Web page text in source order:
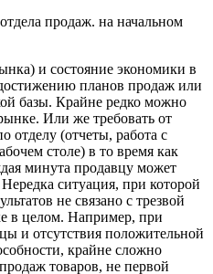
продаж. на начальном
и состояние экономики в
планов продаж или
базы. Крайне редко можно
Или же требовать от
отделу (отчеты, работа с
столе) в то время как
минута продавцу может
ситуация, при которой
не связано с трезвой
в целом. Например, при
и отсутствия положительной
крайне сложно
товаров, не первой